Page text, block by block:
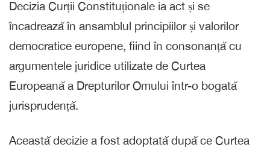
Decizia Curții Constituționale ia act și se
încadrează în ansamblul principiilor și valorilor
democratice europene, fiind în consonanță cu
argumentele juridice utilizate de Curtea
Europeană a Drepturilor Omului într-o bogată
jurisprudență.
Această decizie a fost adoptată după ce Curtea